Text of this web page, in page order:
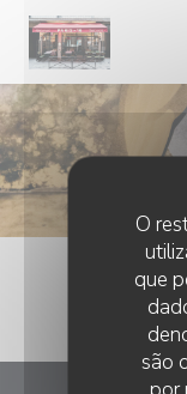
Painel de
O
que
são